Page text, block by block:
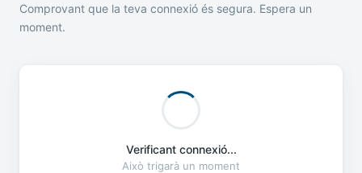
Comprovant que la teva connexió és segura. Espera un
moment.
Verificant connexió...
Això trigarà un moment